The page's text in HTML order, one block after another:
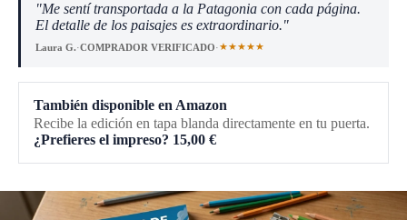
"Me sentí transportada a la Patagonia con cada página.
El detalle de los paisajes es extraordinario."
Laura G.·COMPRADOR VERIFICADO·★★★★★
También disponible en Amazon
Recibe la edición en tapa blanda directamente en tu puerta.
¿Prefieres el impreso? 15,00 €